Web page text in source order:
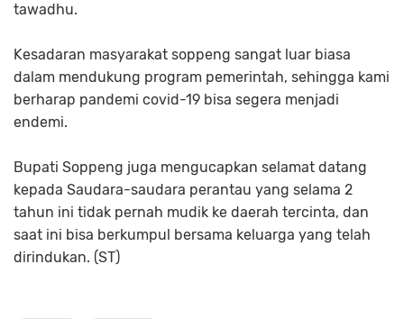
tawadhu.
Kesadaran masyarakat soppeng sangat luar biasa
dalam mendukung program pemerintah, sehingga kami
berharap pandemi covid-19 bisa segera menjadi
endemi.
Bupati Soppeng juga mengucapkan selamat datang
kepada Saudara-saudara perantau yang selama 2
tahun ini tidak pernah mudik ke daerah tercinta, dan
saat ini bisa berkumpul bersama keluarga yang telah
dirindukan. (ST)